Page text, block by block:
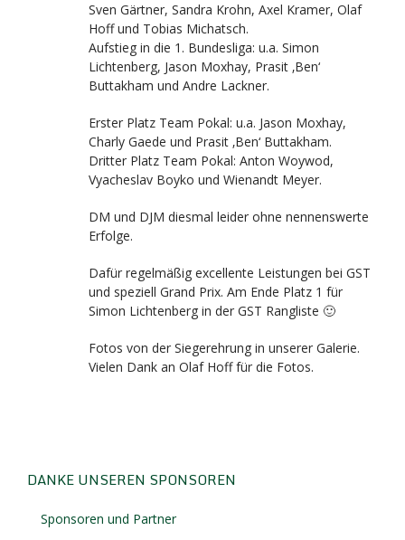
Sven Gärtner, Sandra Krohn, Axel Kramer, Olaf
Hoff und Tobias Michatsch.
Aufstieg in die 1. Bundesliga: u.a. Simon
Lichtenberg, Jason Moxhay, Prasit ‚Ben‘
Buttakham und Andre Lackner.
Erster Platz Team Pokal: u.a. Jason Moxhay,
Charly Gaede und Prasit ‚Ben‘ Buttakham.
Dritter Platz Team Pokal: Anton Woywod,
Vyacheslav Boyko und Wienandt Meyer.
DM und DJM diesmal leider ohne nennenswerte
Erfolge.
Dafür regelmäßig excellente Leistungen bei GST
und speziell Grand Prix. Am Ende Platz 1 für
Simon Lichtenberg in der GST Rangliste 🙂
Fotos von der Siegerehrung in unserer Galerie.
Vielen Dank an Olaf Hoff für die Fotos.
DANKE UNSEREN SPONSOREN
Sponsoren und Partner